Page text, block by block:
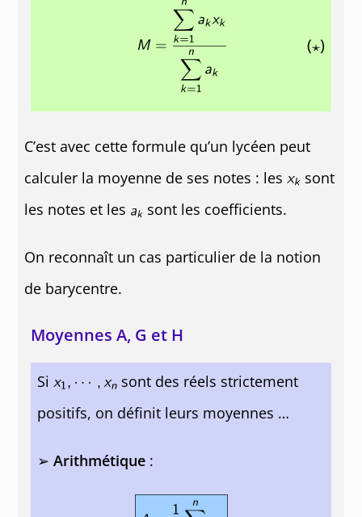
( )
C’est avec cette formule qu’un lycéen peut
calculer la moyenne de ses notes : les
sont
les notes et les
sont les coefficients.
On reconnaît un cas particulier de la notion
de barycentre.
Moyennes A, G et H
Si
sont des réels strictement
positifs, on définit leurs moyennes …
➢ Arithmétique: